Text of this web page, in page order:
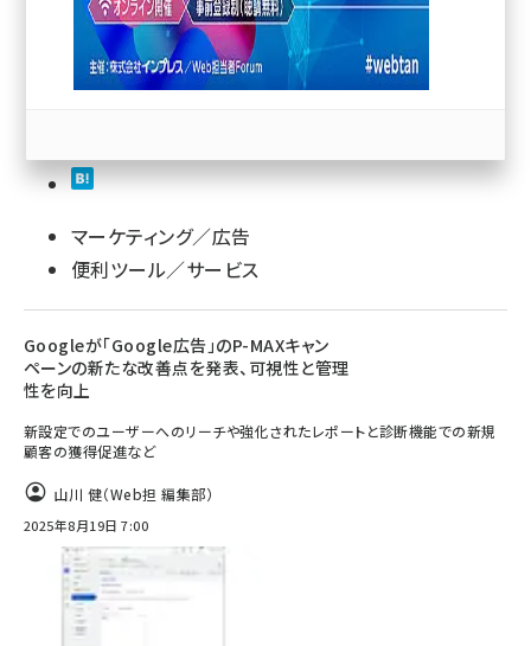
llmo (1171)
マーケティング／広告
便利ツール／サービス
Googleが「Google広告」のP-MAXキャン
ペーンの新たな改善点を発表、可視性と管理
性を向上
新設定でのユーザーへのリーチや強化されたレポートと診断機能での新規
顧客の獲得促進など
山川 健（Web担 編集部）
2025年8月19日 7:00